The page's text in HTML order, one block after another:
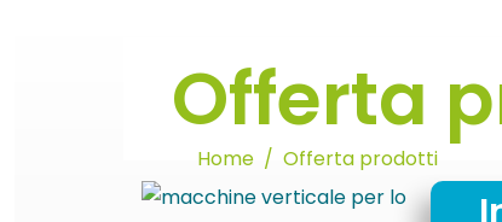
Offerta
Home Offerta prodotti